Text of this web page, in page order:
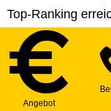
Top-Ranking
Strategie- und
Sie können Ihren
Sprachen
Märkte erschließen.